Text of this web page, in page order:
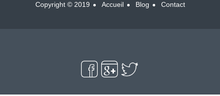
Copyright © 2019 Accueil Blog Contact